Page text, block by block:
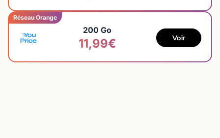
Réseau Orange
200 Go
11,99€ Voir